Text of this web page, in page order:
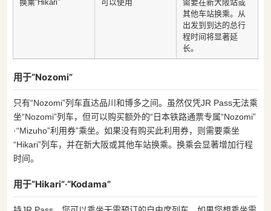
换乘“Hikari” 可以使用
需要在新大阪站或
其他车站换乘。从
出发到到达的总行
程时间将显著延
长。
用于“Nozomi”
只有“Nozomi”列车直达品川和博多之间。虽然仅凭JR Pass无法乘
坐“Nozomi”列车，但可以购买额外的“日本铁路通票专属“Nozomi”
·“Mizuho”利用券”乘坐。如果没有购买此利用券，则需要乘坐
“Hikari”列车，并在新大阪或其他车站换乘。换乘会显著增加行程
时间。
用于“Hikari”·“Kodama”